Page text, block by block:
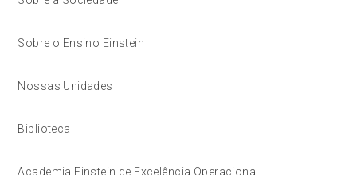
Sobre o Ensino Einstein
Nossas Unidades
Biblioteca
Academia Einstein de Excelência Operacional